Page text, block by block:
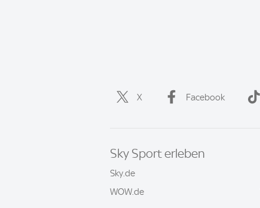
X Facebook
Sky Sport erleben
Sky.de
WOW.de